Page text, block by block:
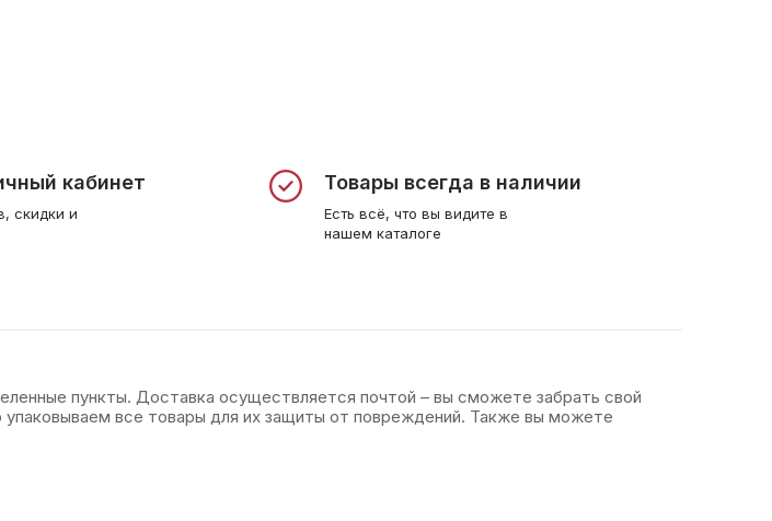
кабинет
скидки и
Товары всегда в наличии
Есть всё, что вы видите в
нашем каталоге
пункты. Доставка осуществляется почтой – вы сможете забрать свой
все товары для их защиты от повреждений. Также вы можете